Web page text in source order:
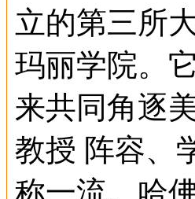
立的第三所
玛丽学院。
来共同角逐
教授 阵容、